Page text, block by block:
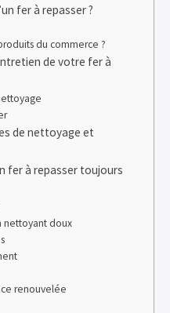
fer à repasser ?
du commerce ?
de votre fer à
de nettoyage et
fer à repasser toujours
nettoyant doux
renouvelée